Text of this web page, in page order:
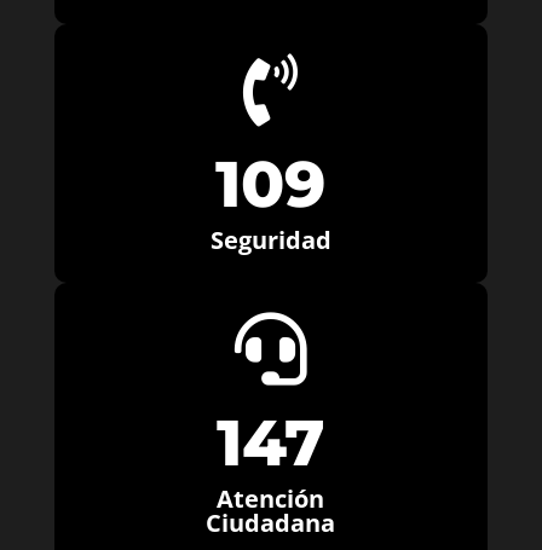

109
Seguridad

147
Atención
Ciudadana